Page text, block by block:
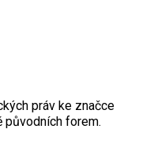
práv ke značce
původních forem.